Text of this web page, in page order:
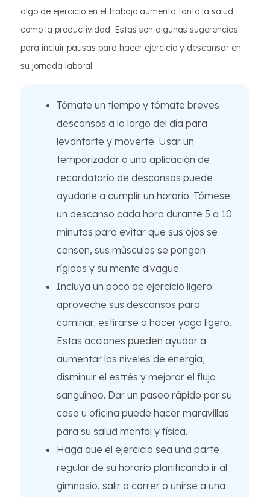
algo de ejercicio en el trabajo aumenta tanto la salud
como la productividad. Estas son algunas sugerencias
para incluir pausas para hacer ejercicio y descansar en
su jornada laboral:
Tómate un tiempo y tómate breves
descansos a lo largo del día para
levantarte y moverte. Usar un
temporizador o una aplicación de
recordatorio de descansos puede
ayudarle a cumplir un horario. Tómese
un descanso cada hora durante 5 a 10
minutos para evitar que sus ojos se
cansen, sus músculos se pongan
rígidos y su mente divague.
Incluya un poco de ejercicio ligero:
aproveche sus descansos para
caminar, estirarse o hacer yoga ligero.
Estas acciones pueden ayudar a
aumentar los niveles de energía,
disminuir el estrés y mejorar el flujo
sanguíneo. Dar un paseo rápido por su
casa u oficina puede hacer maravillas
para su salud mental y física.
Haga que el ejercicio sea una parte
regular de su horario planificando ir al
gimnasio, salir a correr o unirse a una